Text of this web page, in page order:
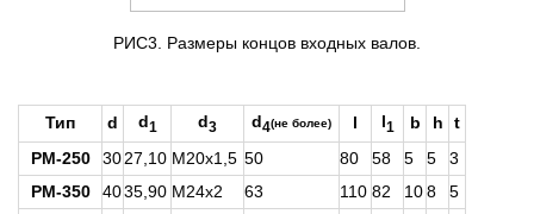
РИС3. Размеры концов входных валов.
Тип d d1 d3 d4(не более) l l1 b h
t
РМ-250
3027,10 М20x1,5 50 80 58 5 5
3
РМ-350
4035,90 М24x2 63 110 82 108
5